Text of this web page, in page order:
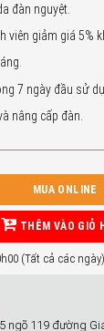
đàn nguyệt.
viên giảm giá 5%
7 ngày đầu sử
nâng cấp đàn.
MUA ONLINE
THÊM VÀO GIỎ
(Tất cả các ngày)
ngõ 119 đường